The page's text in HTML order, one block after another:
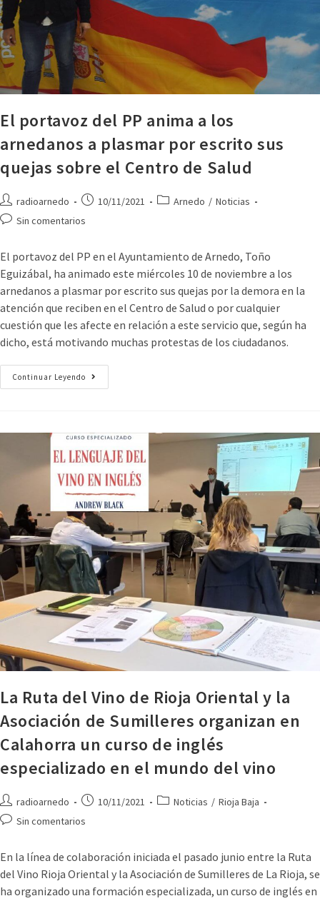
El portavoz del PP anima a los
arnedanos a plasmar por escrito sus
quejas sobre el Centro de Salud
radioarnedo 10/11/2021 Arnedo / Noticias
Sin comentarios
El portavoz del PP en el Ayuntamiento de Arnedo, Toño
Eguizábal, ha animado este miércoles 10 de noviembre a los
arnedanos a plasmar por escrito sus quejas por la demora en la
atención que reciben en el Centro de Salud o por cualquier
cuestión que les afecte en relación a este servicio que, según ha
dicho, está motivando muchas protestas de los ciudadanos.
Continuar Leyendo
La Ruta del Vino de Rioja Oriental y la
Asociación de Sumilleres organizan en
Calahorra un curso de inglés
especializado en el mundo del vino
radioarnedo 10/11/2021 Noticias / Rioja Baja
Sin comentarios
En la línea de colaboración iniciada el pasado junio entre la Ruta
del Vino Rioja Oriental y la Asociación de Sumilleres de La Rioja, se
ha organizado una formación especializada, un curso de inglés en